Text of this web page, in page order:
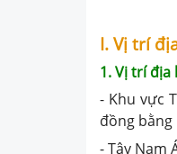
I. Vị trí
1. Vị trí địa
- Khu vực
đồng bằng
- Tây Nam